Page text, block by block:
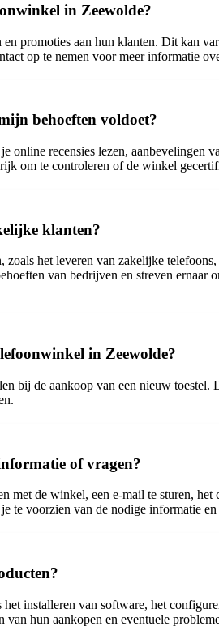
in Zeewolde?
promoties aan hun klanten. Dit kan
op te nemen voor meer informatie
behoeften voldoet?
recensies lezen, aanbevelingen
om te controleren of de winkel
klanten?
het leveren van zakelijke
van bedrijven en streven ernaar
in Zeewolde?
bij de aankoop van een nieuw toestel.
of vragen?
met de winkel, een e-mail te sturen,
te voorzien van de nodige informatie
installeren van software, het
hun aankopen en eventuele